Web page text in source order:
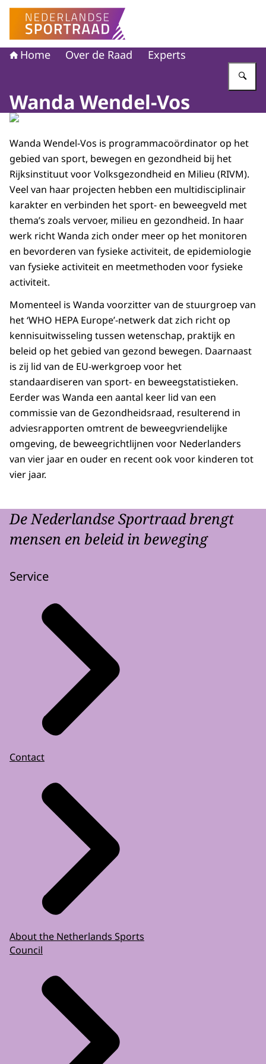
Naar de homepage van Nederlandse Sportraad
Home Over de Raad Experts
Wanda Wendel-Vos
Wanda Wendel-Vos is programmacoördinator op het
gebied van sport, bewegen en gezondheid bij het
Rijksinstituut voor Volksgezondheid en Milieu (RIVM).
Veel van haar projecten hebben een multidisciplinair
karakter en verbinden het sport- en beweegveld met
thema’s zoals vervoer, milieu en gezondheid. In haar
werk richt Wanda zich onder meer op het monitoren
en bevorderen van fysieke activiteit, de epidemiologie
van fysieke activiteit en meetmethoden voor fysieke
activiteit.
Momenteel is Wanda voorzitter van de stuurgroep van
het ‘WHO HEPA Europe’-netwerk dat zich richt op
kennisuitwisseling tussen wetenschap, praktijk en
beleid op het gebied van gezond bewegen. Daarnaast
is zij lid van de EU-werkgroep voor het
standaardiseren van sport- en beweegstatistieken.
Eerder was Wanda een aantal keer lid van een
commissie van de Gezondheidsraad, resulterend in
adviesrapporten omtrent de beweegvriendelijke
omgeving, de beweegrichtlijnen voor Nederlanders
van vier jaar en ouder en recent ook voor kinderen tot
vier jaar.
De Nederlandse Sportraad brengt
mensen en beleid in beweging
Service
Contact
About the Netherlands Sports
Council